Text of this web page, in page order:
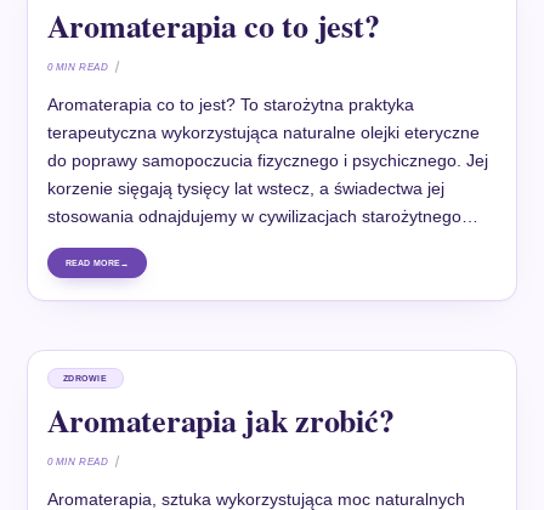
Aromaterapia co to jest?
0 MIN READ
Aromaterapia co to jest? To starożytna praktyka
terapeutyczna wykorzystująca naturalne olejki eteryczne
do poprawy samopoczucia fizycznego i psychicznego. Jej
korzenie sięgają tysięcy lat wstecz, a świadectwa jej
stosowania odnajdujemy w cywilizacjach starożytnego…
READ MORE
ZDROWIE
Aromaterapia jak zrobić?
0 MIN READ
Aromaterapia, sztuka wykorzystująca moc naturalnych